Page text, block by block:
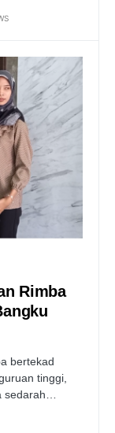
Rimba
bertekad
tinggi,
sedarah…